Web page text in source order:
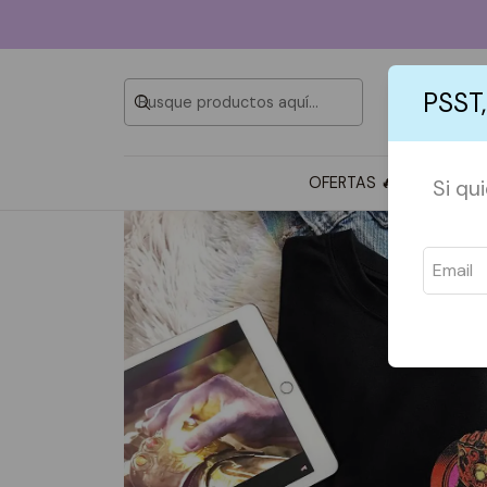
Si
OFERTAS 🔥 TOTE